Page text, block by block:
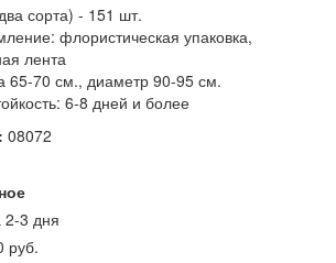
сорта) - 151 шт.
флористическая упаковка,
лента
65-70 см., диаметр 90-95 см.
6-8 дней и более
08072
2-3 дня
руб.